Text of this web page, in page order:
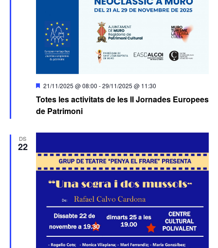
Totes les activitats de les II Jornades Europees
de Patrimoni
Destacats
21/11/2025 @ 08:00 -29/11/2025 @ 11:30
DS
22